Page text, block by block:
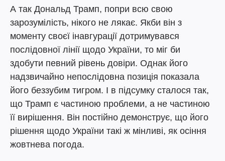
А так Дональд Трамп, попри всю свою
зарозумілість, нікого не лякає. Якби він з
моменту своєї інавгурації дотримувався
послідовної лінії щодо України, то міг би
здобути певний рівень довіри. Однак його
надзвичайно непослідовна позиція показала
його беззубим тигром. І в підсумку сталося так,
що Трамп є частиною проблеми, а не частиною
її вирішення. Він постійно демонструє, що його
рішення щодо України такі ж мінливі, як осіння
жовтнева погода.